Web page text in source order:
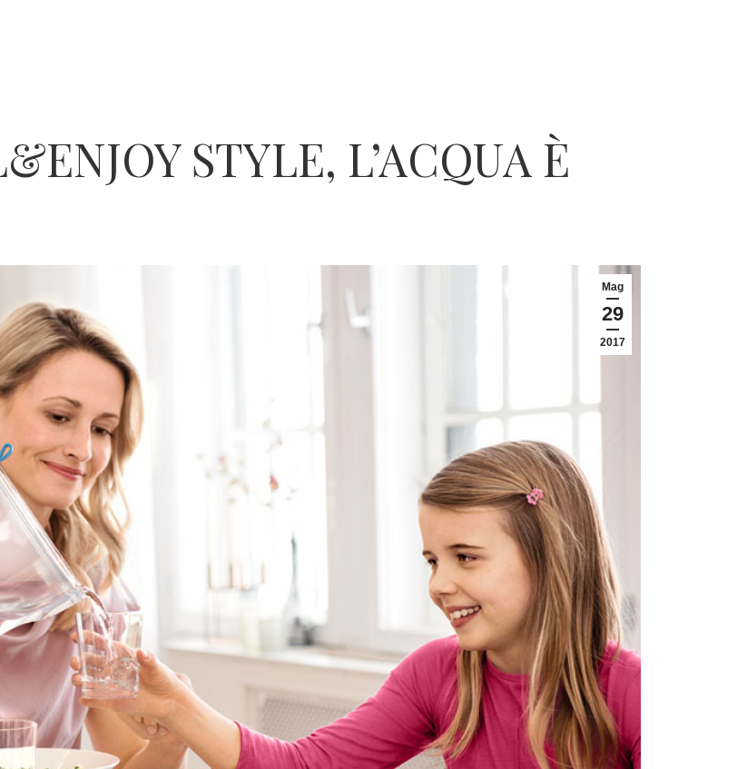
STYLE, L’ACQUA È
Mag
29
2017